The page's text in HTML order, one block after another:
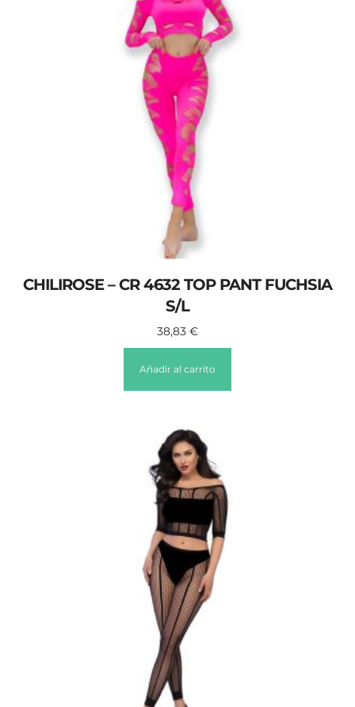
CHILIROSE – CR 4632 TOP PANT FUCHSIA
S/L
38,83 €
Añadir al carrito